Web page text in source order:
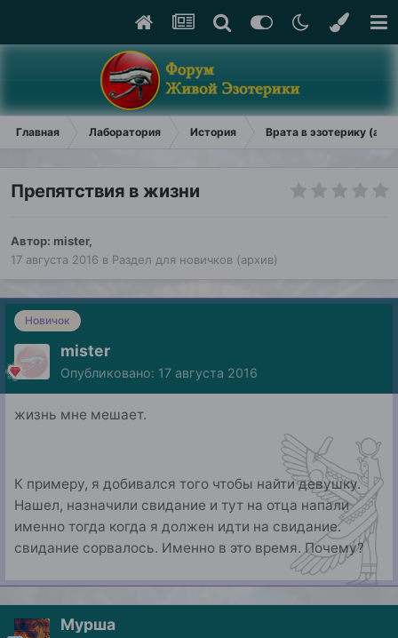
Главная Лаборатория История Врата в эзотерику
Препятствия в жизни
Автор: mister,
17 августа 2016 в Раздел для новичков (архив)
Новичок
mister
Опубликовано: 17 августа 2016
жизнь мне мешает.
К примеру, я добивался того чтобы найти девушку.
Нашел, назначили свидание и тут на отца напали
именно тогда когда я должен идти на свидание.
свидание сорвалось. Именно в это время. Почему?
Мурша